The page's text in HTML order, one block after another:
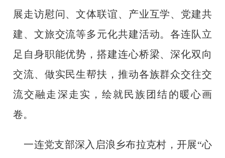
展走访慰问、文体联谊、产业互学、党建共
建、文旅交流等多元化共建活动。各连队立
足自身职能优势，搭建连心桥梁、深化双向
交流、做实民生帮扶，推动各族群众交往交
流交融走深走实，绘就民族团结的暖心画
卷。
一连党支部深入启浪乡布拉克村，开展“心